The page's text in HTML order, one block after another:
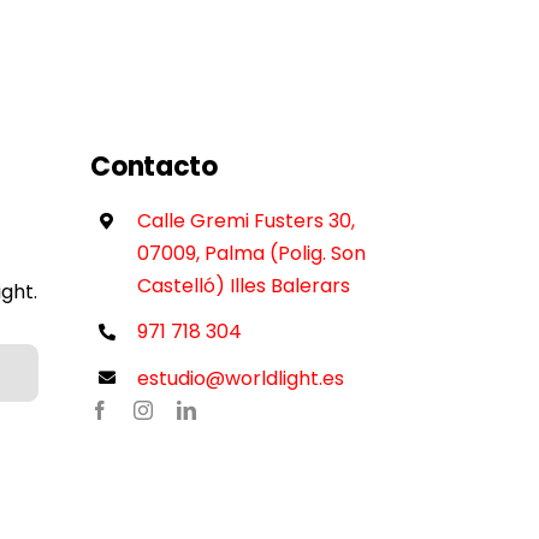
Contacto
Calle Gremi Fusters 30,
07009, Palma (Polig. Son
Castelló) Illes Balerars
971 718 304
estudio@worldlight.es